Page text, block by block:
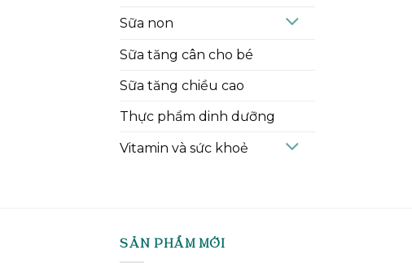
Sữa non
Sữa tăng cân cho bé
Sữa tăng chiều cao
Thực phẩm dinh dưỡng
Vitamin và sức khoẻ
SẢN PHẨM MỚI